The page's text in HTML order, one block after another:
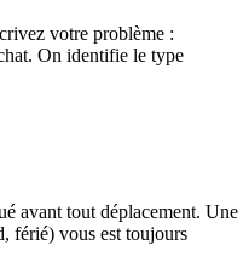
votre problème :
On identifie le type
avant tout déplacement. Une
férié) vous est toujours